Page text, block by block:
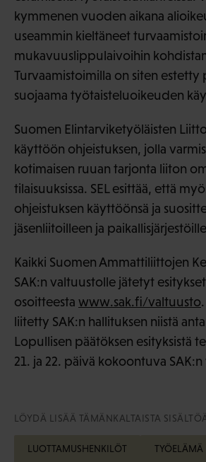
kymmenen vuoden aikana
useammin kieltäneet
mukavuuslippulaivoihin
Turvaamistoimilla on siten estetty
suojaama työtaisteluoikeuden
Suomen Elintarviketyöläisten
käyttöön ohjeistuksen, jolla
kotimaisen ruuan tarjonta liiton
tilaisuuksissa. SEL esittää, että
ohjeistuksen käyttöönsä ja
jäsenliitoilleen ja
Kaikki Suomen Ammattiliittojen
SAK:n valtuustolle jätetyt
osoitteesta www.sak.fi/valtuusto
liitetty SAK:n hallituksen niistä
Lopullisen päätöksen esityksistä
21. ja 22. päivä kokoontuva
LÖYDÄ LISÄÄ TÄMÄNKALTAISTA
LUOTTAMUSHENKILÖT TYÖELÄMÄ